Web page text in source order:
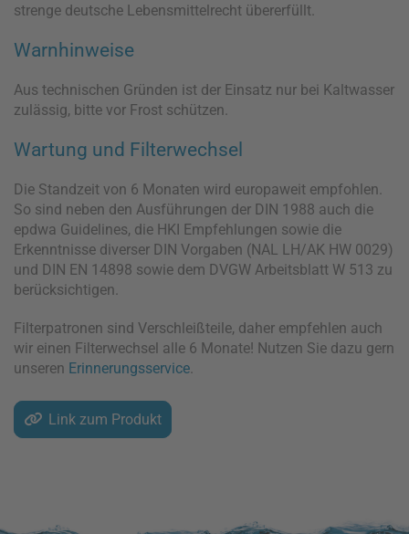
strenge deutsche Lebensmittelrecht übererfüllt.
Warnhinweise
Aus technischen Gründen ist der Einsatz nur bei Kaltwasser
zulässig, bitte vor Frost schützen.
Wartung und Filterwechsel
Die Standzeit von 6 Monaten wird europaweit empfohlen.
So sind neben den Ausführungen der DIN 1988 auch die
epdwa Guidelines, die HKI Empfehlungen sowie die
Erkenntnisse diverser DIN Vorgaben (NAL LH/AK HW 0029)
und DIN EN 14898 sowie dem DVGW Arbeitsblatt W 513 zu
berücksichtigen.
Filterpatronen sind Verschleißteile, daher empfehlen auch
wir einen Filterwechsel alle 6 Monate! Nutzen Sie dazu gern
unseren Erinnerungsservice.
Link zum Produkt